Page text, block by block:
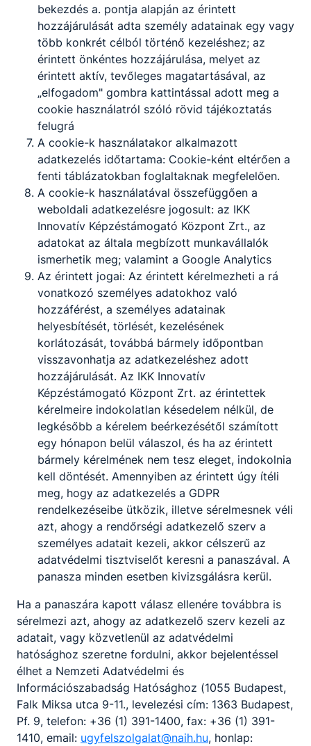
bekezdés a. pontja alapján az érintett
hozzájárulását adta személy adatainak egy vagy
több konkrét célból történő kezeléshez; az
érintett önkéntes hozzájárulása, melyet az
érintett aktív, tevőleges magatartásával, az
„elfogadom" gombra kattintással adott meg a
cookie használatról szóló rövid tájékoztatás
felugrá
A cookie-k használatakor alkalmazott
adatkezelés időtartama: Cookie-ként eltérően a
fenti táblázatokban foglaltaknak megfelelően.
A cookie-k használatával összefüggően a
weboldali adatkezelésre jogosult: az IKK
Innovatív Képzéstámogató Központ Zrt., az
adatokat az általa megbízott munkavállalók
ismerhetik meg; valamint a Google Analytics
Az érintett jogai: Az érintett kérelmezheti a rá
vonatkozó személyes adatokhoz való
hozzáférést, a személyes adatainak
helyesbítését, törlését, kezelésének
korlátozását, továbbá bármely időpontban
visszavonhatja az adatkezeléshez adott
hozzájárulását. Az IKK Innovatív
Képzéstámogató Központ Zrt. az érintettek
kérelmeire indokolatlan késedelem nélkül, de
legkésőbb a kérelem beérkezésétől számított
egy hónapon belül válaszol, és ha az érintett
bármely kérelmének nem tesz eleget, indokolnia
kell döntését. Amennyiben az érintett úgy ítéli
meg, hogy az adatkezelés a GDPR
rendelkezéseibe ütközik, illetve sérelmesnek véli
azt, ahogy a rendőrségi adatkezelő szerv a
személyes adatait kezeli, akkor célszerű az
adatvédelmi tisztviselőt keresni a panaszával. A
panasza minden esetben kivizsgálásra kerül.
Ha a panaszára kapott válasz ellenére továbbra is
sérelmezi azt, ahogy az adatkezelő szerv kezeli az
adatait, vagy közvetlenül az adatvédelmi
hatósághoz szeretne fordulni, akkor bejelentéssel
élhet a Nemzeti Adatvédelmi és
Információszabadság Hatósághoz (1055 Budapest,
Falk Miksa utca 9-11., levelezési cím: 1363 Budapest,
Pf. 9, telefon: +36 (1) 391-1400, fax: +36 (1) 391-
1410, email: ugyfelszolgalat@naih.hu, honlap: